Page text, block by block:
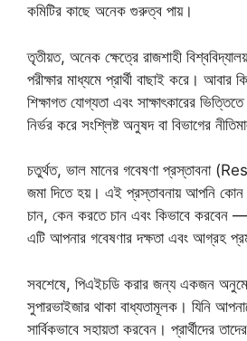
কমিটির কাছে অনেক গুরুত্ব পায়।
তৃতীয়ত, অনেক ক্ষেত্রে রাজশাহী বিশ্ববিদ্যালয়
পরীক্ষার মাধ্যমে প্রার্থী বাছাই করে। আবার
শিক্ষাগত যোগ্যতা এবং সাক্ষাৎকারের
নির্ভর করে সংশ্লিষ্ট অনুষদ বা বিভাগের
চতুর্থত, ভাল মানের গবেষণা প্রস্তাবনা
জমা দিতে হয়। এই প্রস্তাবনায় আপনি কোন
চান, কেন করতে চান এবং কিভাবে করবেন —
এটি আপনার গবেষণার দক্ষতা এবং আগ্রহ
সবশেষে, পিএইচডি করার জন্য একজন
সুপারভাইজার থাকা বাধ্যতামূলক। যিনি
সার্বিকভাবে সহায়তা করবেন। প্রার্থীদের